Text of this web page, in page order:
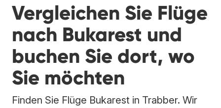
Vergleichen Sie Flüge
nach Bukarest und
buchen Sie dort, wo
Sie möchten
Finden Sie Flüge Bukarest in Trabber. Wir